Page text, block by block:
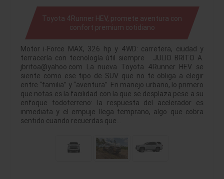
Toyota 4Runner HEV, promete aventura con
confort premium cotidiano
Motor i-Force MAX, 326 hp y 4WD: carretera, ciudad y
terracería con tecnología útil siempre JULIO BRITO A.
jbritoa@yahoo.com La nueva Toyota 4Runner HEV se
siente como ese tipo de SUV que no te obliga a elegir
entre “familia” y “aventura”. En manejo urbano, lo primero
que notas es la facilidad con la que se desplaza pese a su
enfoque todoterreno: la respuesta del acelerador es
inmediata y el empuje llega temprano, algo que cobra
sentido cuando recuerdas que…